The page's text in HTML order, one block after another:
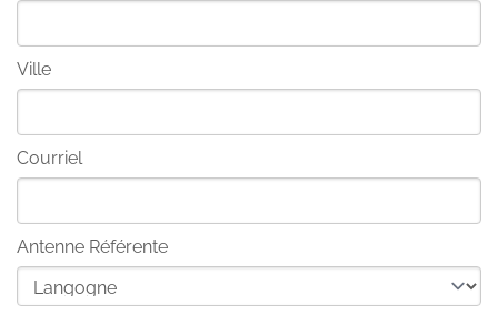
Ville
Courriel
Antenne Référente